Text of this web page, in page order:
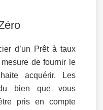
d’un Prêt à taux
de fournir le
acquérir. Les
bien que vous
pris en compte